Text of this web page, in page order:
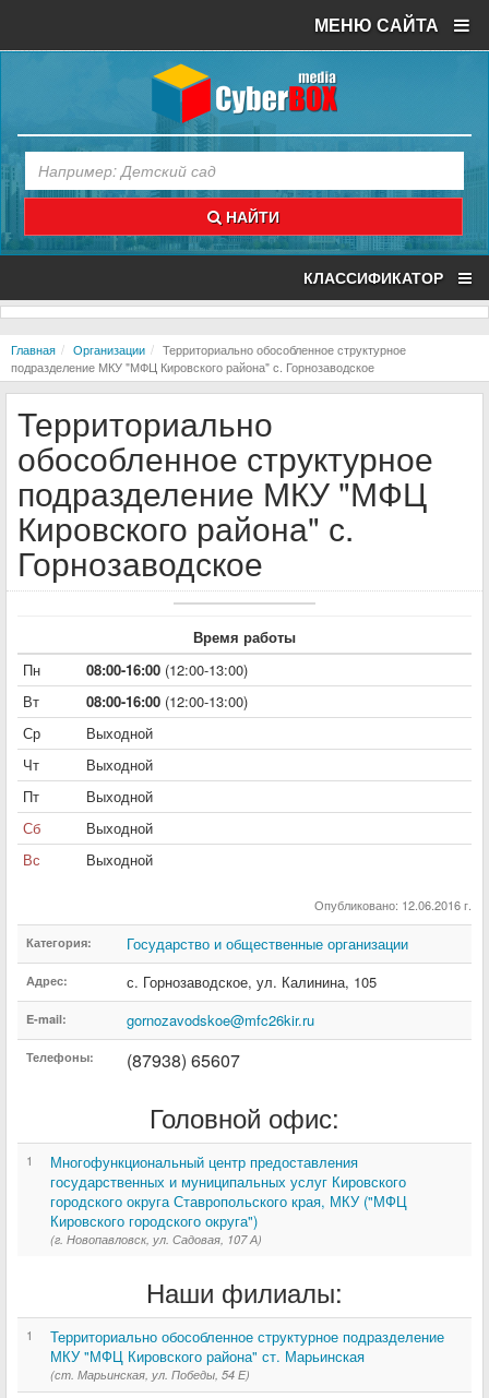
МЕНЮ САЙТА
НАЙТИ
КЛАССИФИКАТОР
Главная Организации
Территориально обособленное структурное
подразделение МКУ "МФЦ Кировского района" с. Горнозаводское
Территориально
обособленное структурное
подразделение МКУ "МФЦ
Кировского района" с.
Горнозаводское
Время работы
Пн
08:00-16:00 (12:00-13:00)
Вт
08:00-16:00 (12:00-13:00)
Ср
Выходной
Чт
Выходной
Пт
Выходной
Сб
Выходной
Вс
Выходной
Опубликовано: 12.06.2016 г.
Категория: Государство и общественные организации
Адрес: с. Горнозаводское, ул. Калинина, 105
E-mail: gornozavodskoe@mfc26kir.ru
Телефоны: (87938) 65607
Головной офис:
1
Многофункциональный центр предоставления
государственных и муниципальных услуг Кировского
городского округа Ставропольского края, МКУ ("МФЦ
Кировского городского округа")
(г. Новопавловск, ул. Садовая, 107 А)
Наши филиалы:
1
Территориально обособленное структурное подразделение
МКУ "МФЦ Кировского района" ст. Марьинская
(ст. Марьинская, ул. Победы, 54 Е)